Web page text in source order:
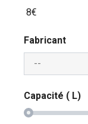
8€
Fabricant
Capacité ( L)